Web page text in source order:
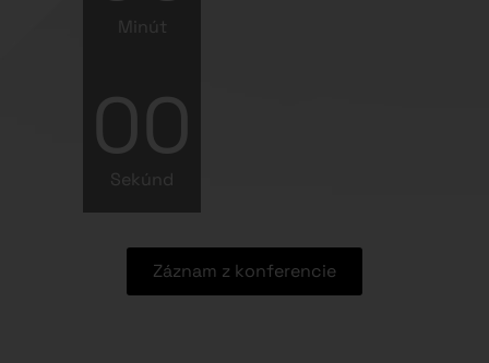
Minút
00
Sekúnd
Záznam z konferencie